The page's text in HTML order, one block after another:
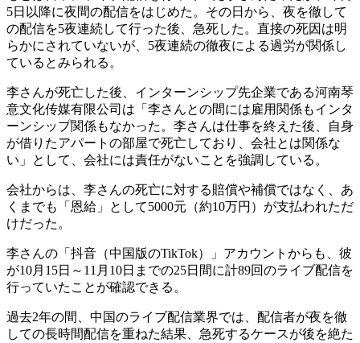
5日以降に夜間の配信をはじめた。その日から、夜を徹して
の配信を5夜連続して行った後、急死した。直接の死因は明
らかにされていないが、5夜連続の徹夜による過労が関係し
ているとみられる。
李さんが死亡した後、インターンシップ先企業である河南琴
意文化传媒有限公司は「李さんとの間には雇用関係もインタ
ーンシップ関係もなかった。李さんは仕事を終えた後、自身
が借りたアパートの部屋で死亡しており、会社とは関係な
い」として、会社には責任がないことを強調している。
会社からは、李さんの死亡に対する賠償や補償ではなく、あ
くまでも「恩給」として5000元（約10万円）が支払われただ
けだった。
李さんの「抖音（中国版のTikTok）」アカウントからも、彼
が10月15日～11月10日までの25日間に計89回のライブ配信を
行っていたことが確認できる。
過去2年の間、中国のライブ配信業界では、配信者が夜を徹
しての長時間配信を重ねた結果、急死するケースが後を絶た